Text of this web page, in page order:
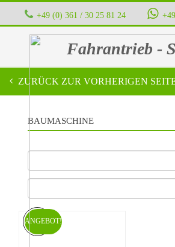
+49 (0) 361 / 30 25 81 24 ‭ ‭ ‭ ‭
Fahrantrieb -
ZURÜCK ZUR VORHERIGEN
BAUMASCHINE
ANGEBOT!